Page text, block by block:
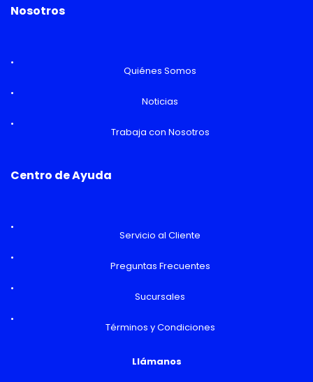
Nosotros
Quiénes Somos
Noticias
Trabaja con Nosotros
Centro de Ayuda
Servicio al Cliente
Preguntas Frecuentes
Sucursales
Términos y Condiciones
Llámanos